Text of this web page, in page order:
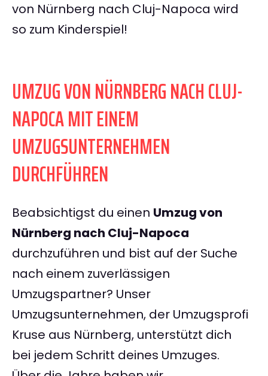
von Nürnberg nach Cluj-Napoca wird
so zum Kinderspiel!
UMZUG VON NÜRNBERG NACH CLUJ-
NAPOCA MIT EINEM
UMZUGSUNTERNEHMEN
DURCHFÜHREN
Beabsichtigst du einen Umzug von
Nürnberg nach Cluj-Napoca
durchzuführen und bist auf der Suche
nach einem zuverlässigen
Umzugspartner? Unser
Umzugsunternehmen, der Umzugsprofi
Kruse aus Nürnberg, unterstützt dich
bei jedem Schritt deines Umzuges.